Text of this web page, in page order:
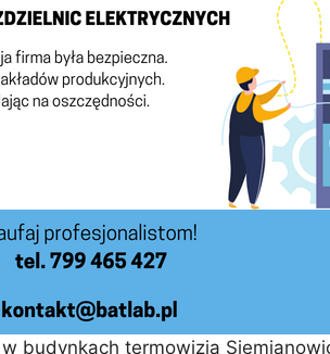
budynkach termowizja